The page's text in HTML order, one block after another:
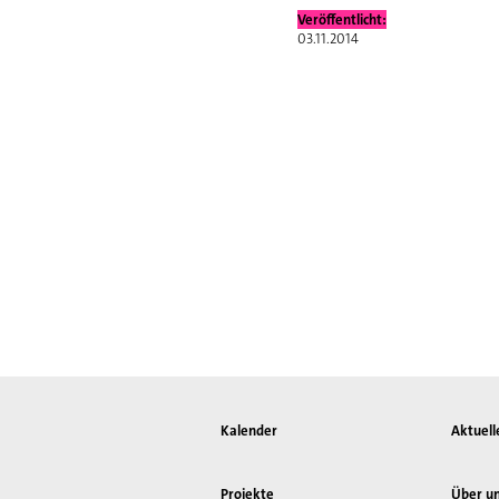
Veröffentlicht:
03.11.2014
Kalender
Projekte Über